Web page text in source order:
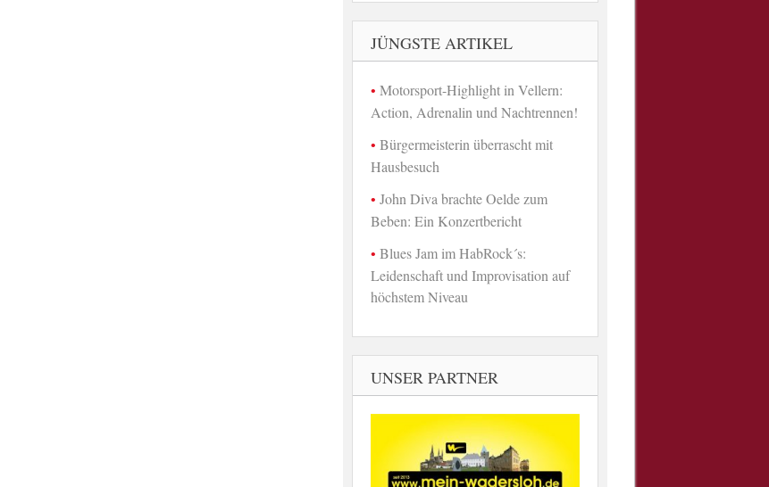
JÜNGSTE ARTIKEL
Motorsport-Highlight in Vellern:
Action, Adrenalin und Nachtrennen!
Bürgermeisterin überrascht mit
Hausbesuch
John Diva brachte Oelde zum
Beben: Ein Konzertbericht
Blues Jam im HabRock´s:
Leidenschaft und Improvisation auf
höchstem Niveau
UNSER PARTNER